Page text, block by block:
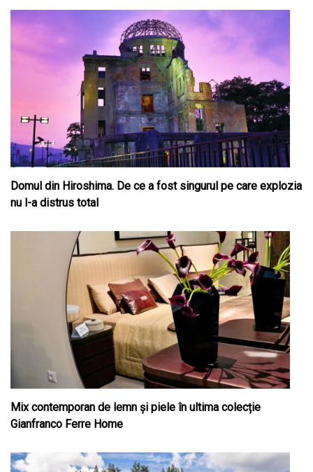
Domul din Hiroshima. De ce a fost singurul pe care explozia
nu l-a distrus total
Mix contemporan de lemn şi piele în ultima colecție
Gianfranco Ferre Home